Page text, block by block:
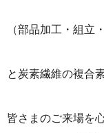
２．各種
（部品加工・組立
３．CFR
と炭素繊維の複合素
皆さまのご来場を